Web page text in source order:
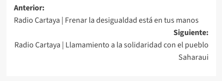
Anterior:
Radio Cartaya | Frenar la desigualdad está en tus manos
Siguiente:
Radio Cartaya | Llamamiento a la solidaridad con el pueblo
Saharaui